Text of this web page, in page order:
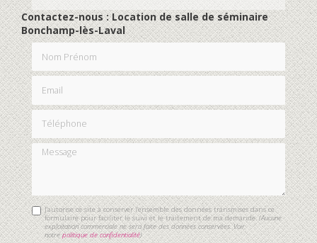
Contactez-nous : Location de salle de séminaire
Bonchamp-lès-Laval
Nom Prénom
Email
Téléphone
Message
J'autorise ce site à conserver l'ensemble des données transmises dans ce
formulaire pour faciliter le suivi et le traitement de ma demande.(Aucune
exploitation commerciale ne sera faite des données conservées. Voir
notrepolitique de confidentialité)